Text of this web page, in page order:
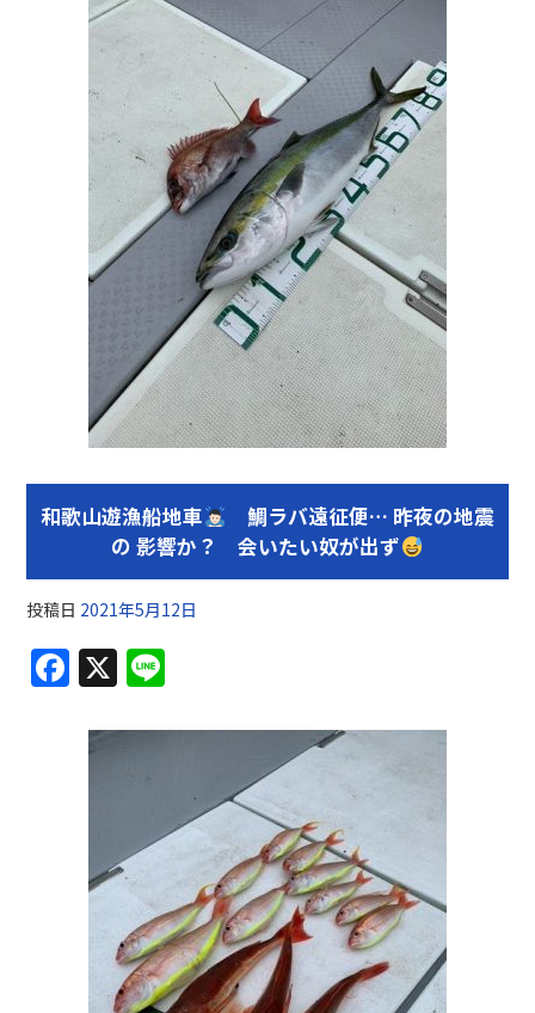
和歌山遊漁船地車
鯛ラバ遠征便… 昨夜の地震
の 影響か？ 会いたい奴が出ず
投稿日 2021年5月12日
F
a
c
o
X
e